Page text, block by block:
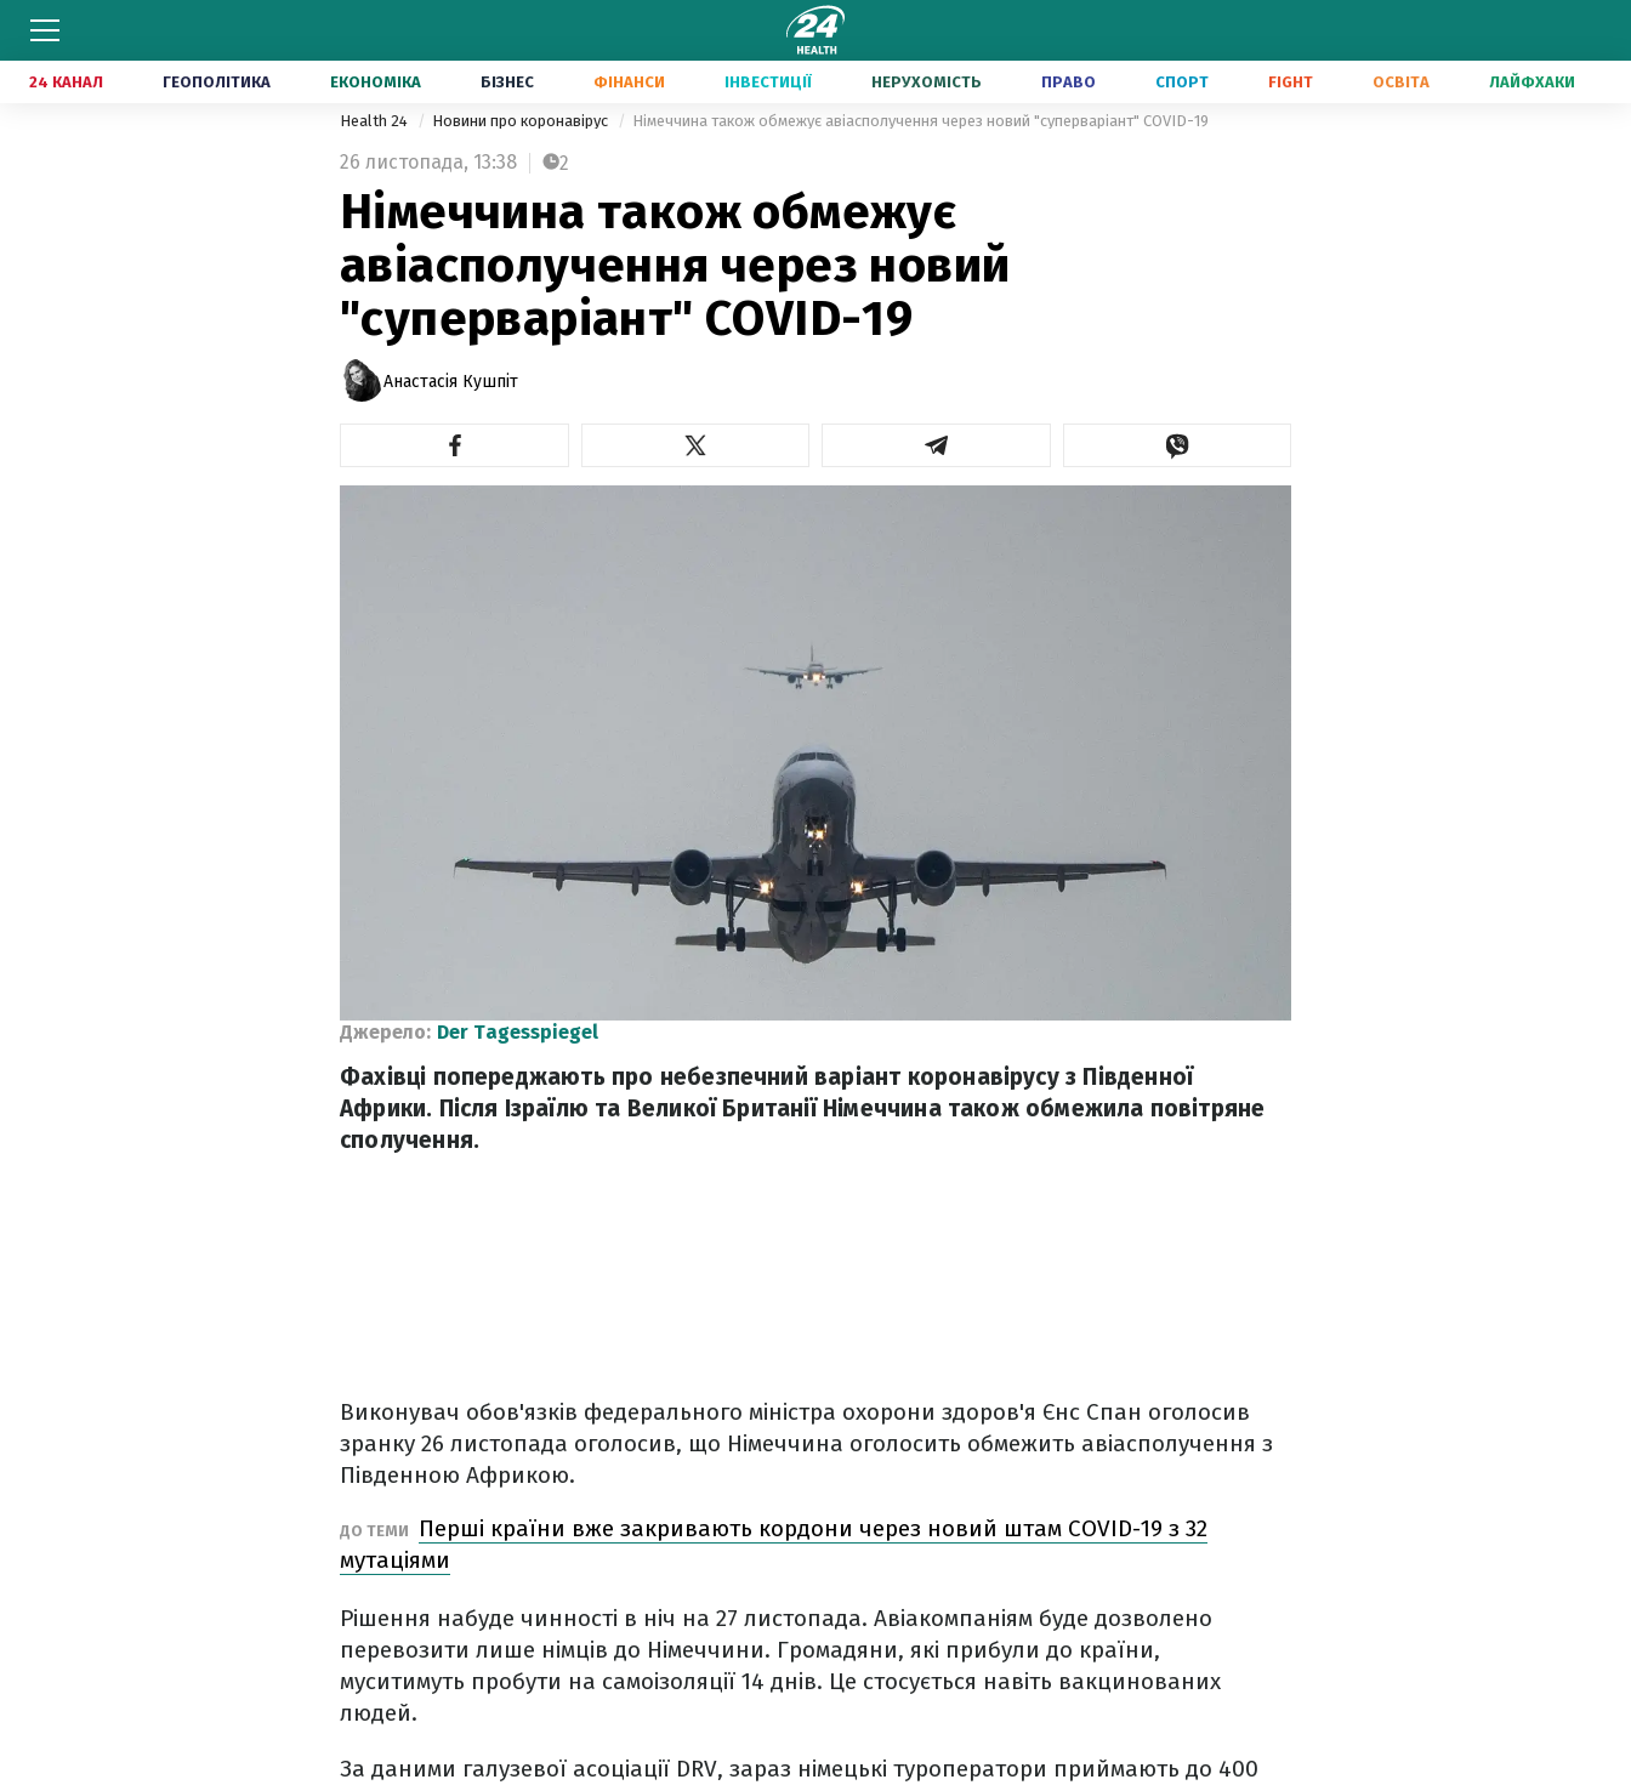
24 КАНАЛ ГЕОПОЛІТИКА ЕКОНОМІКА БІЗНЕС ФІНАНСИ ІНВЕСТИЦІЇ НЕРУХОМІСТЬ ПРАВО СПОРТ FIGHT ОСВІТА ЛАЙФХАКИ
Health 24 Новини про коронавірус Німеччина також обмежує авіасполучення через новий "суперваріант" COVID-19
26 листопада, 13:38 2
Німеччина також обмежує
авіасполучення через новий
"суперваріант" COVID-19
Анастасія Кушпіт
Джерело: Der Tagesspiegel
Фахівці попереджають про небезпечний варіант коронавірусу з Південної
Африки. Після Ізраїлю та Великої Британії Німеччина також обмежила повітряне
сполучення.
Виконувач обов'язків федерального міністра охорони здоров'я Єнс Спан оголосив
зранку 26 листопада оголосив, що Німеччина оголосить обмежить авіасполучення з
Південною Африкою.
ДО ТЕМИ
Перші країни вже закривають кордони через новий штам COVID-19 з 32
мутаціями
Рішення набуде чинності в ніч на 27 листопада. Авіакомпаніям буде дозволено
перевозити лише німців до Німеччини. Громадяни, які прибули до країни,
муситимуть пробути на самоізоляції 14 днів. Це стосується навіть вакцинованих
людей.
За даними галузевої асоціації DRV, зараз німецькі туроператори приймають до 400